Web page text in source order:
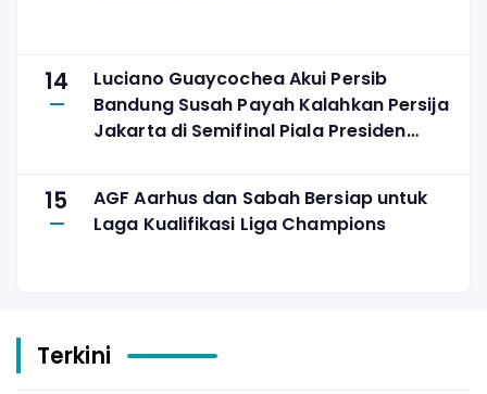
14
Luciano Guaycochea Akui Persib
Bandung Susah Payah Kalahkan Persija
Jakarta di Semifinal Piala Presiden
15
AGF Aarhus dan Sabah Bersiap untuk
Laga Kualifikasi Liga Champions
Terkini